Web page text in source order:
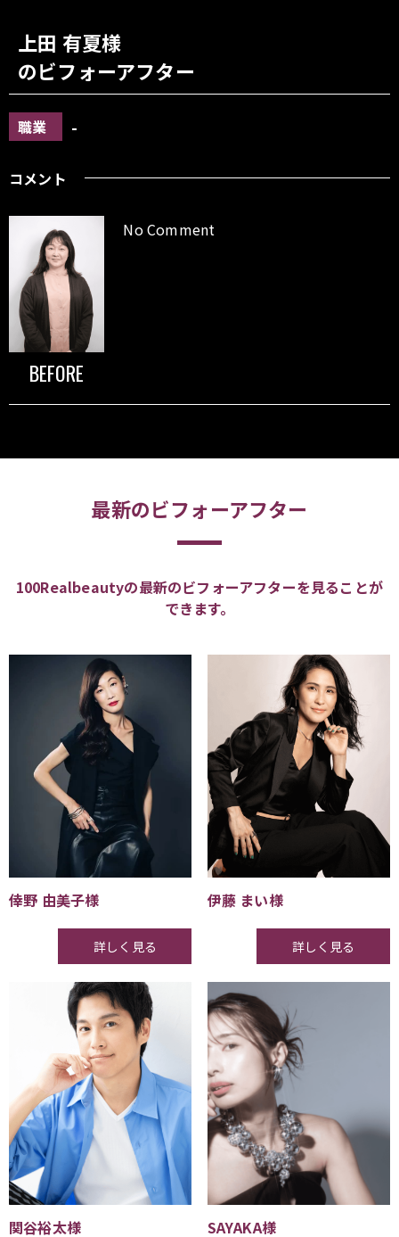
上田 有夏様
のビフォーアフター
職業 -
コメント
BEFORE
No Comment
最新のビフォーアフター
100Realbeautyの最新のビフォーアフターを見ることが
できます。
倖野 由美子様
詳しく見る
伊藤 まい様
詳しく見る
関谷裕太様 SAYAKA様